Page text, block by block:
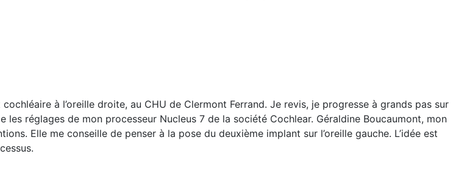
à l’oreille droite, au CHU de Clermont Ferrand. Je revis, je progresse à grands pas sur
réglages de mon processeur Nucleus 7 de la société Cochlear. Géraldine Boucaumont, mon
Elle me conseille de penser à la pose du deuxième implant sur l’oreille gauche. L’idée est